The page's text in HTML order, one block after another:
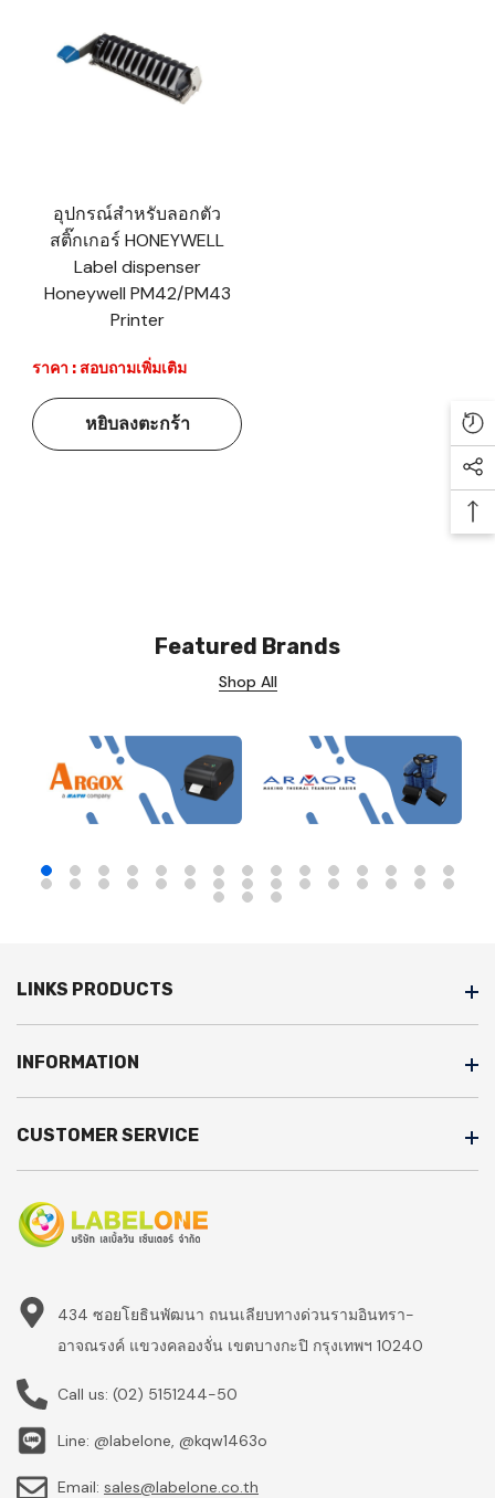
อุปกรณ์สำหรับลอกตัว
สติ๊กเกอร์ HONEYWELL
Label dispenser
Honeywell PM42/PM43
Printer
ราคา : สอบถามเพิ่มเติม
หยิบลงตะกร้า
Featured Brands
Shop All
LINKS PRODUCTS
INFORMATION
CUSTOMER SERVICE
434 ซอยโยธินพัฒนา ถนนเลียบทางด่วนรามอินทรา-
อาจณรงค์ แขวงคลองจั่น เขตบางกะปิ กรุงเทพฯ 10240
Call us: (02) 5151244-50
Line: @labelone, @kqw1463o
Email: sales@labelone.co.th